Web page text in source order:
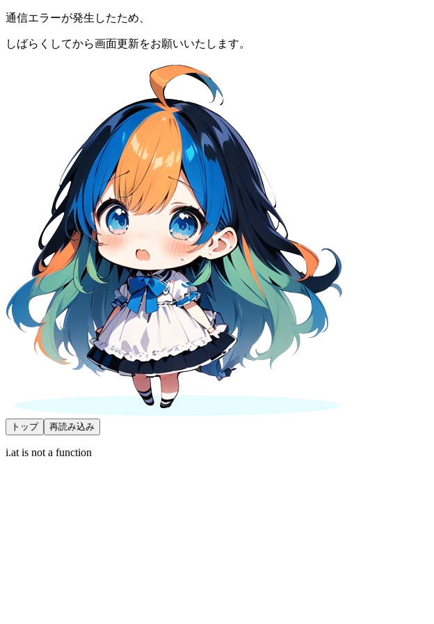
通信エラーが発生したため、
しばらくしてから画面更新をお願いいたします。
トップ 再読み込み
i.at is not a function